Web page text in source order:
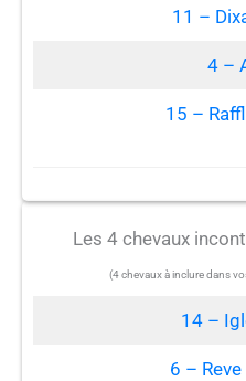
11 –
4 –
15 –
Les 4 chevaux
(4 chevaux à inclure dans
14 –
6 –